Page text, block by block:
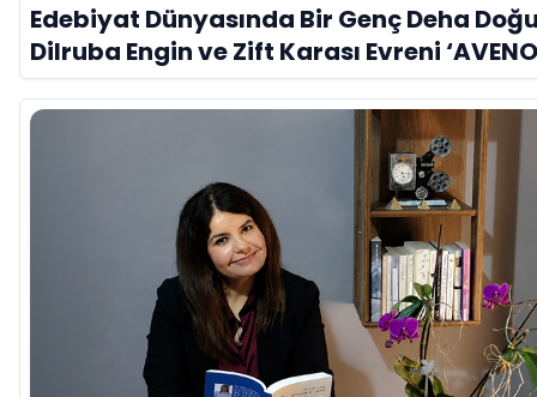
Edebiyat Dünyasında Bir Genç Deha
Dilruba Engin ve Zift Karası Evreni